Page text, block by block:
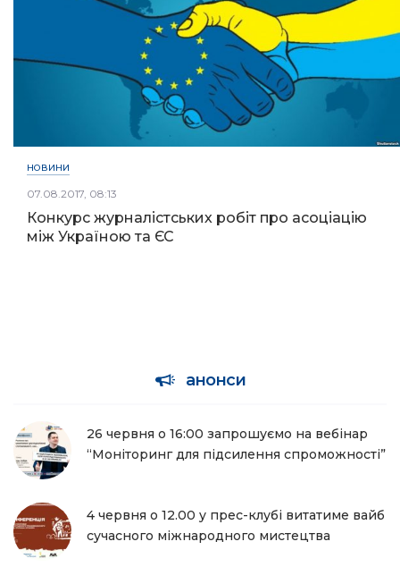
НОВИНИ
07.08.2017, 08:13
Конкурс журналістських робіт про асоціацію
між Україною та ЄС
анонси
26 червня о 16:00 запрошуємо на вебінар
“Моніторинг для підсилення спроможності”
4 червня о 12.00 у прес-клубі витатиме вайб
сучасного міжнародного мистецтва